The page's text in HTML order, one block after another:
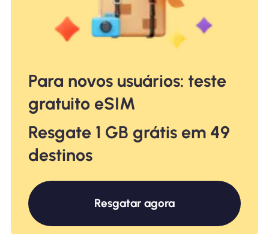
Para novos usuários: teste
gratuito eSIM
Resgate 1 GB grátis em 49
destinos
Resgatar agora